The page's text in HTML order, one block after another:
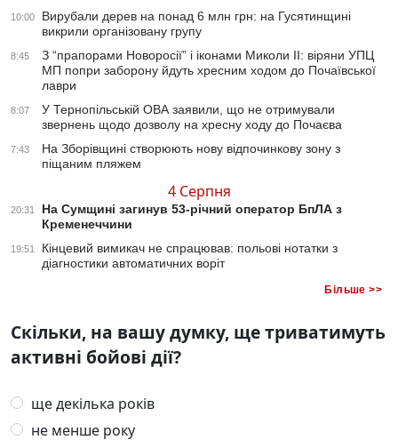
10:00
Вирубали дерев на понад 6 млн грн: на Гусятинщині
викрили організовану групу
8:45
З “прапорами Новоросії” і іконами Миколи ІІ: віряни УПЦ
МП попри заборону йдуть хресним ходом до Почаївської
лаври
8:07
У Тернопільській ОВА заявили, що не отримували
звернень щодо дозволу на хресну ходу до Почаєва
7:43
На Зборівщині створюють нову відпочинкову зону з
піщаним пляжем
4 Серпня
20:31
На Сумщині загинув 53-річний оператор БпЛА з
Кременеччини
19:51
Кінцевий вимикач не спрацював: польові нотатки з
діагностики автоматичних воріт
Більше >>
Скільки, на вашу думку, ще триватимуть
активні бойові дії?
ще декілька років
не менше року